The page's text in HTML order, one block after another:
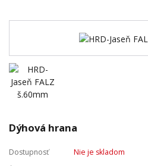
Dýhová hrana
Dostupnosť Nie je skladom